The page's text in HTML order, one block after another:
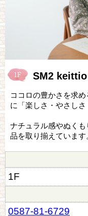
SM2 keittio
ココロの豊かさを求
に「楽しさ・やさしさ
ナチュラル感やぬく
品を取り揃えています
1F
0587-81-6729